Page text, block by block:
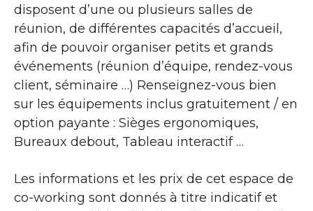
disposent d’une ou plusieurs salles de
réunion, de différentes capacités d’accueil,
afin de pouvoir organiser petits et grands
événements (réunion d’équipe, rendez-vous
client, séminaire …) Renseignez-vous bien
sur les équipements inclus gratuitement / en
option payante : Sièges ergonomiques,
Bureaux debout, Tableau interactif …
Les informations et les prix de cet espace de
co-working sont donnés à titre indicatif et